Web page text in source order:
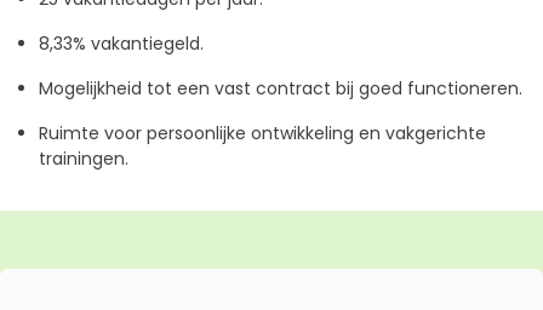
8,33% vakantiegeld.
Mogelijkheid tot een vast contract bij goed functioneren.
Ruimte voor persoonlijke ontwikkeling en vakgerichte
trainingen.